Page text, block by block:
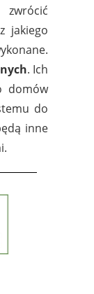
zwrócić
jakiego
. Ich
domów
do
inne